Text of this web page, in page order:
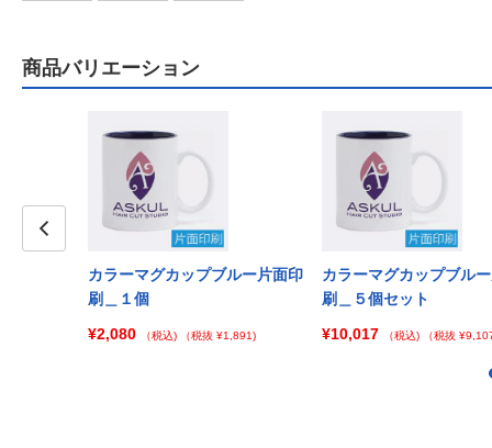
商品バリエーション
カラーマグカップブルー片面印
刷＿１個
¥2,080
（税込) （税抜 ¥1,891)
カラーマグカップブル
刷＿５個セット
¥10,017
（税込) （税抜